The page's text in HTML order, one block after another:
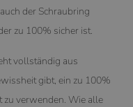
der Schraubring
zu 100% sicher ist.
vollständig aus
gibt, ein zu 100%
zu verwenden. Wie alle